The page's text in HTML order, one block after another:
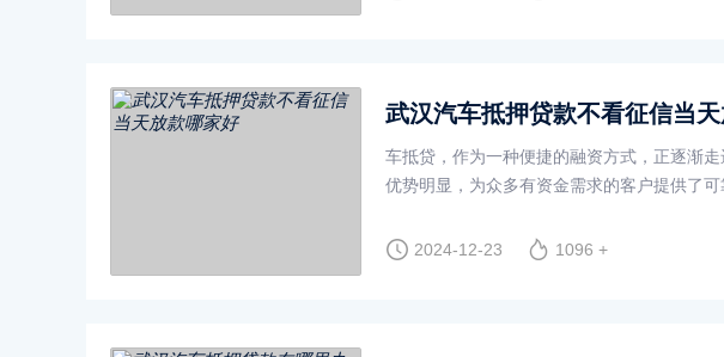
武汉汽车抵押贷款不看征信当
车抵贷，作为一种便捷的融资方式，正逐渐
优势明显，为众多有资金需求的客户提供了
2024-12-23
1096 +